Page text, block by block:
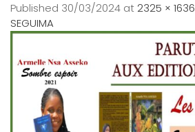
Published 30/03/2024 at 2325 × 1636
SEGUIMA